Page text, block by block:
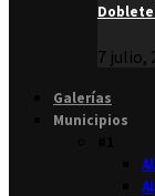
7 julio,
Galerías
Municipios